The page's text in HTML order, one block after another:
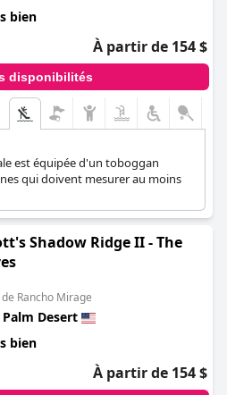
bien
À partir de 154 $
disponibilités
est équipée d'un toboggan
qui doivent mesurer au moins
Shadow Ridge II - The
Rancho Mirage
Palm Desert
bien
À partir de 154 $